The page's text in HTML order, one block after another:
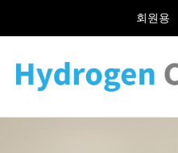
회원용